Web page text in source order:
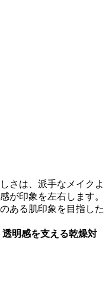
さは、派手なメイクよ
が印象を左右します。
ある肌印象を目指した
明感を支える乾燥対